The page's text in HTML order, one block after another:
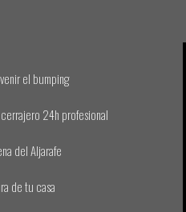
el bumping
24h profesional
del Aljarafe
de tu casa